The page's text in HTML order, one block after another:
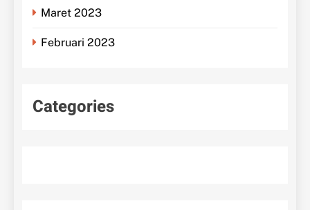
Maret 2023
Februari 2023
Categories